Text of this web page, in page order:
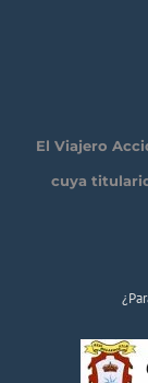
El Viajero
cuya